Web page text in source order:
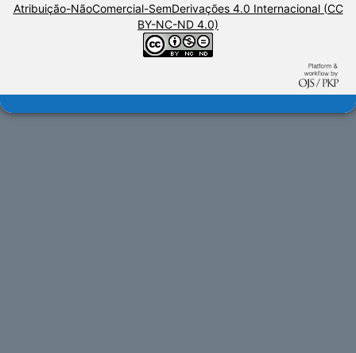
Atribuição-NãoComercial-SemDerivações 4.0 Internacional (CC
BY-NC-ND 4.0)